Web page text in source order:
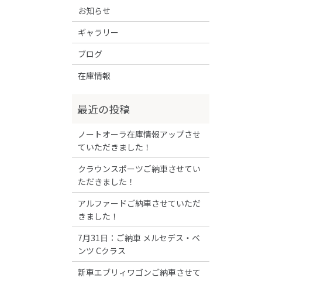
お知らせ
ギャラリー
ブログ
在庫情報
ノートオーラ在庫情報アップさせ
ていただきました！
クラウンスポーツご納車させてい
ただきました！
アルファードご納車させていただ
きました！
7月31日：ご納車 メルセデス・ベ
ンツ Cクラス
新車エブリィワゴンご納車させて